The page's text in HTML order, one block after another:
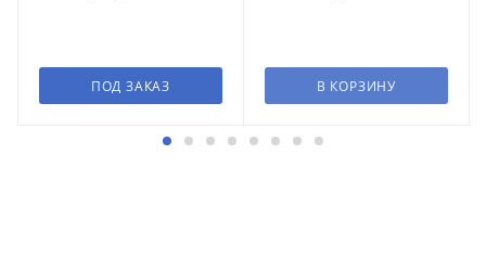
ПОД ЗАКАЗ В КОРЗИНУ